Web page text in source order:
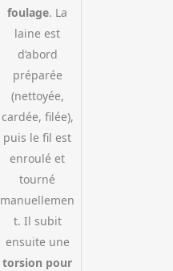
foulage. La
laine est
d’abord
préparée
(nettoyée,
cardée, filée),
puis le fil est
enroulé et
tourné
manuellemen
t. Il subit
ensuite une
torsion pour